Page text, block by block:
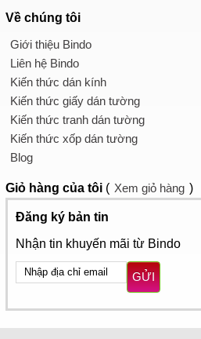
Về chúng tôi
Giới thiệu Bindo
Liên hệ Bindo
Kiến thức dán kính
Kiến thức giấy dán tường
Kiến thức tranh dán tường
Kiến thức xốp dán tường
Blog
Giỏ hàng của tôi ( Xem giỏ hàng )
Đăng ký bản tin
Nhận tin khuyến mãi từ Bindo
GỬI